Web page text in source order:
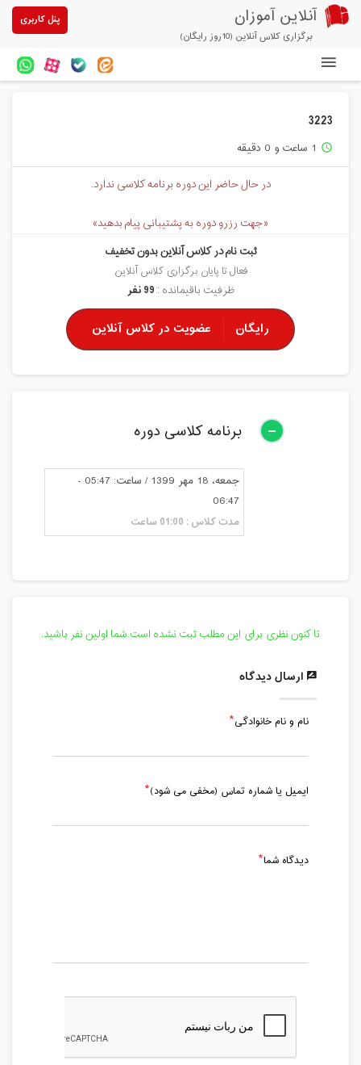
آنلاین آموزان
برگزاری کلاس آنلاین (10روز رایگان)
پنل کاربری
خرید سرویس کلاس آنلاین
پیشنهادهای ویژه
تخفیفهای مشارکتی
درباره ما
3223
access_time 1 ساعت و 0 دقیقه
در حال حاضر این دوره برنامه کلاسی ندارد.
«جهت رزرو دوره به پشتیبانی پیام بدهید»
ثبت نام در کلاس آنلاین بدون تخفیف
فعال تا پایان برگزاری کلاس آنلاین
ظرفیت باقیمانده : 99 نفر
رایگان عضویت در کلاس آنلاین
برنامه کلاسی دوره
جمعه، 18 مهر 1399 / ساعت: 05:47 -
06:47
مدت کلاس : 01:00 ساعت
تا کنون نظری برای این مطلب ثبت نشده است.شما اولین نفر باشید.
ارسال دیدگاه
نام و نام خانوادگی
ایمیل یا شماره تماس (مخفی می شود)
دیدگاه شما